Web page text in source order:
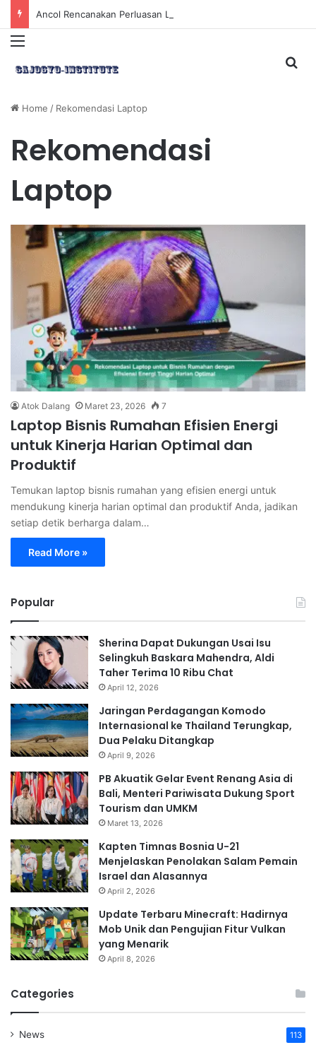
Menu
Home / Rekomendasi Laptop
Rekomendasi
Laptop
Atok Dalang Maret 23, 2026 7
Laptop Bisnis Rumahan Efisien Energi
untuk Kinerja Harian Optimal dan
Produktif
Temukan laptop bisnis rumahan yang efisien energi untuk
mendukung kinerja harian optimal dan produktif Anda, jadikan
setiap detik berharga dalam…
Read More »
Popular
Sherina Dapat Dukungan Usai Isu
Selingkuh Baskara Mahendra, Aldi
Taher Terima 10 Ribu Chat
April 12, 2026
Jaringan Perdagangan Komodo
Internasional ke Thailand Terungkap,
Dua Pelaku Ditangkap
April 9, 2026
PB Akuatik Gelar Event Renang Asia di
Bali, Menteri Pariwisata Dukung Sport
Tourism dan UMKM
Maret 13, 2026
Kapten Timnas Bosnia U-21
Menjelaskan Penolakan Salam Pemain
Israel dan Alasannya
April 2, 2026
Update Terbaru Minecraft: Hadirnya
Mob Unik dan Pengujian Fitur Vulkan
yang Menarik
April 8, 2026
Categories
News 113